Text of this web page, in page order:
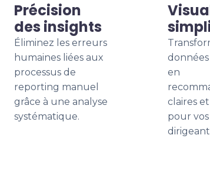
Précision
des insights
Éliminez les erreurs
humaines liées aux
processus de
reporting manuel
grâce à une analyse
systématique.
en
claires
pour